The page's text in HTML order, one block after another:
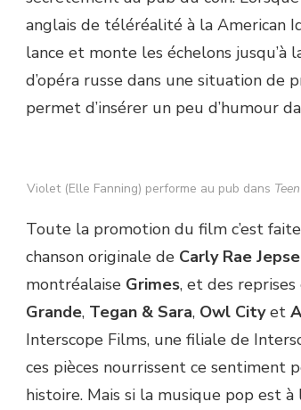
anglais de téléréalité à la American
lance et monte les échelons jusqu’à
d’opéra russe dans une situation de
permet d’insérer un peu d’humour
Violet (Elle Fanning) performe au pub dans
Toute la promotion du film c’est
chanson originale de Carly Rae
montréalaise Grimes, et des reprises
Grande, Tegan & Sara, Owl Cityet
Interscope Films, une filiale de
ces pièces nourrissent ce sentiment
histoire. Mais si la musique pop est